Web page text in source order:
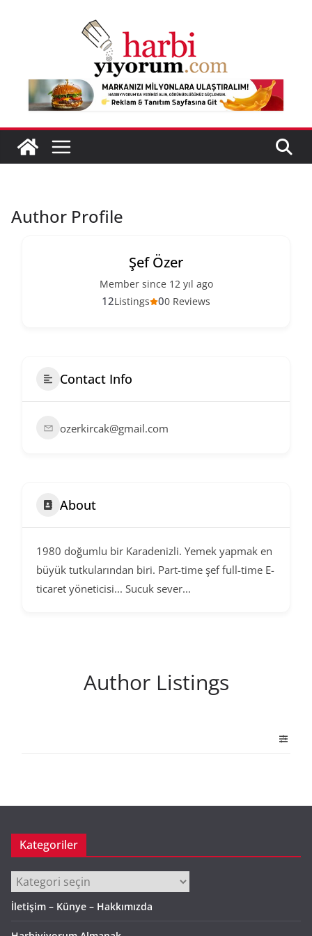
Author Profile
Şef Özer
Member since 12 yıl ago
00 Reviews
12Listings
Contact Info
ozerkircak@gmail.com
About
1980 doğumlu bir Karadenizli. Yemek yapmak en
büyük tutkularından biri. Part-time şef full-time E-
ticaret yöneticisi... Sucuk sever...
Author Listings
Kategoriler
Kategoriler
İletişim – Künye – Hakkımızda